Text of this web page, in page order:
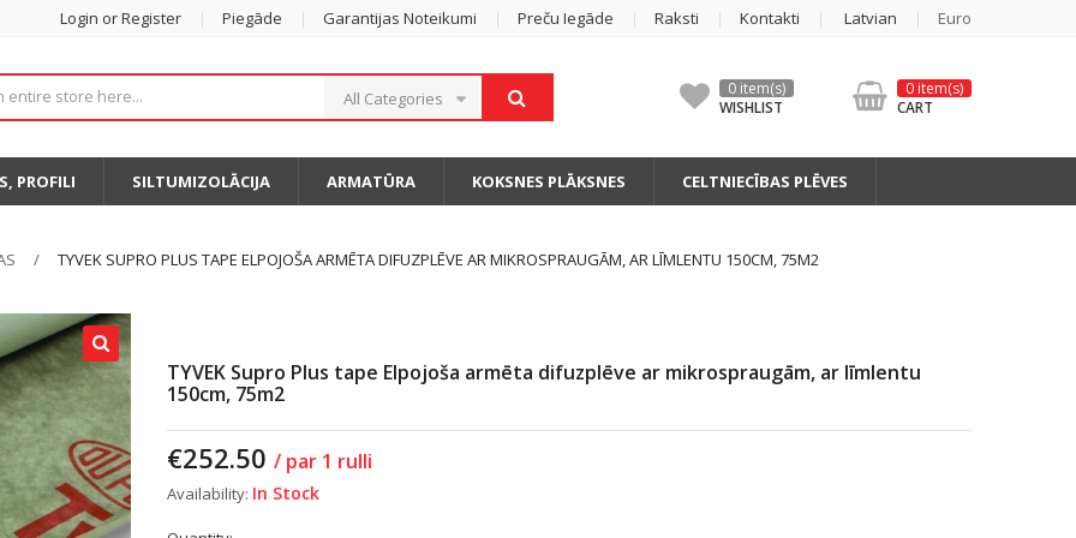
Login or Register Piegāde Garantijas Noteikumi Preču Iegāde Raksti Kontakti Latvian Euro
All Categories
0 item(s)
WISHLIST
0 item(s)
CART
PROFILI SILTUMIZOLĀCIJA ARMATŪRA KOKSNES PLĀKSNES CELTNIECĪBAS PLĒVES
TYVEK SUPRO PLUS TAPE ELPOJOŠA ARMĒTA DIFUZPLĒVE AR MIKROSPRAUGĀM, AR LĪMLENTU 150CM, 75M2
TYVEK Supro Plus tape Elpojoša armēta difuzplēve ar mikrospraugām, ar līmlentu
150cm, 75m2
€252.50 / par 1 rulli
Availability: In Stock